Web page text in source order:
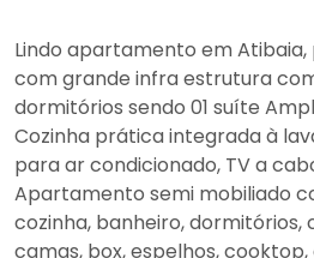
Lindo apartamento em
com grande infra estrutura
dormitórios sendo 01 suíte
Cozinha prática integrada à
para ar condicionado, TV a
Apartamento semi mobiliado
cozinha, banheiro, dormitórios,
camas, box, espelhos,